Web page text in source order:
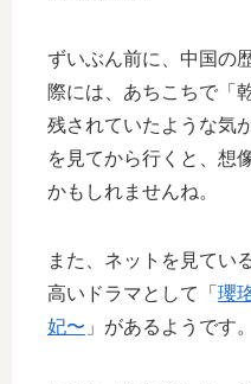
ずいぶん前に、中国の
際には、あちこちで「
残されていたような気
を見てから行くと、想
かもしれませんね。
また、ネットを見てい
高いドラマとして「 瓔
妃〜 」があるようです。